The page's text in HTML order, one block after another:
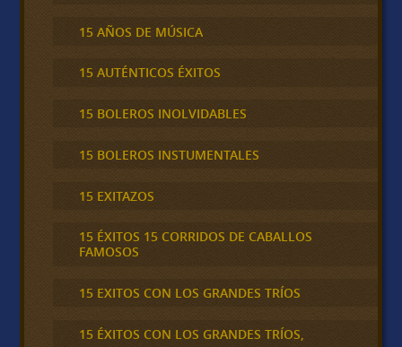
15 AÑOS DE MÚSICA
15 AUTÉNTICOS ÉXITOS
15 BOLEROS INOLVIDABLES
15 BOLEROS INSTUMENTALES
15 EXITAZOS
15 ÉXITOS 15 CORRIDOS DE CABALLOS
FAMOSOS
15 EXITOS CON LOS GRANDES TRÍOS
15 ÉXITOS CON LOS GRANDES TRÍOS,